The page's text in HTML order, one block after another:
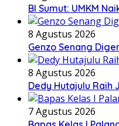
BI Sumut: UMKM
8 Agustus 2026
Genzo Senang
8 Agustus 2026
Dedy Hutajulu Raih
7 Agustus 2026